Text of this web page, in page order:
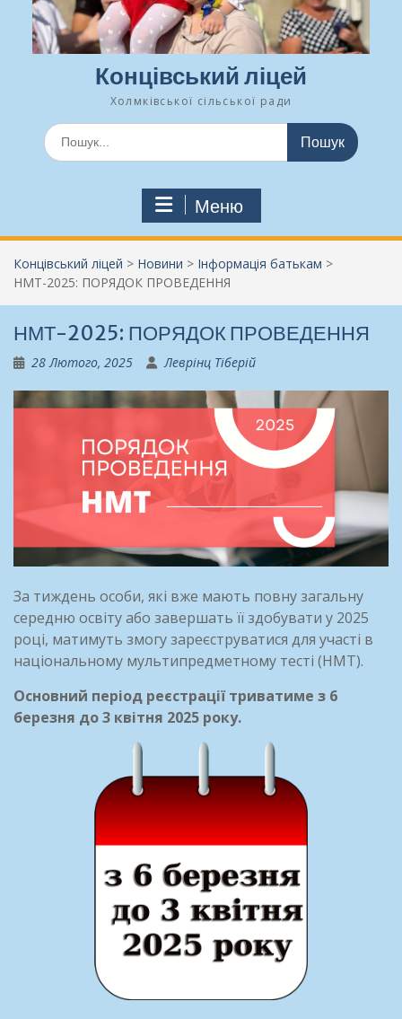
Концівський ліцей
Холмківської сільської ради
Шукати:
Меню
Концівський ліцей > Новини > Інформація батькам >
НМТ-2025: ПОРЯДОК ПРОВЕДЕННЯ
НМТ-2025: ПОРЯДОК ПРОВЕДЕННЯ
28 Лютого, 2025 Леврінц Тіберій
За тиждень особи, які вже мають повну загальну
середню освіту або завершать її здобувати у 2025
році, матимуть змогу зареєструватися для участі в
національному мультипредметному тесті (НМТ).
Основний період реєстрації триватиме з 6
березня до 3 квітня 2025 року.